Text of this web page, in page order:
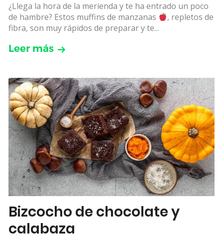
¿Llega la hora de la merienda y te ha entrado un poco
de hambre? Estos muffins de manzanas
, repletos de
fibra, son muy rápidos de preparar y te...
Leer más
Bizcocho de chocolate y
calabaza